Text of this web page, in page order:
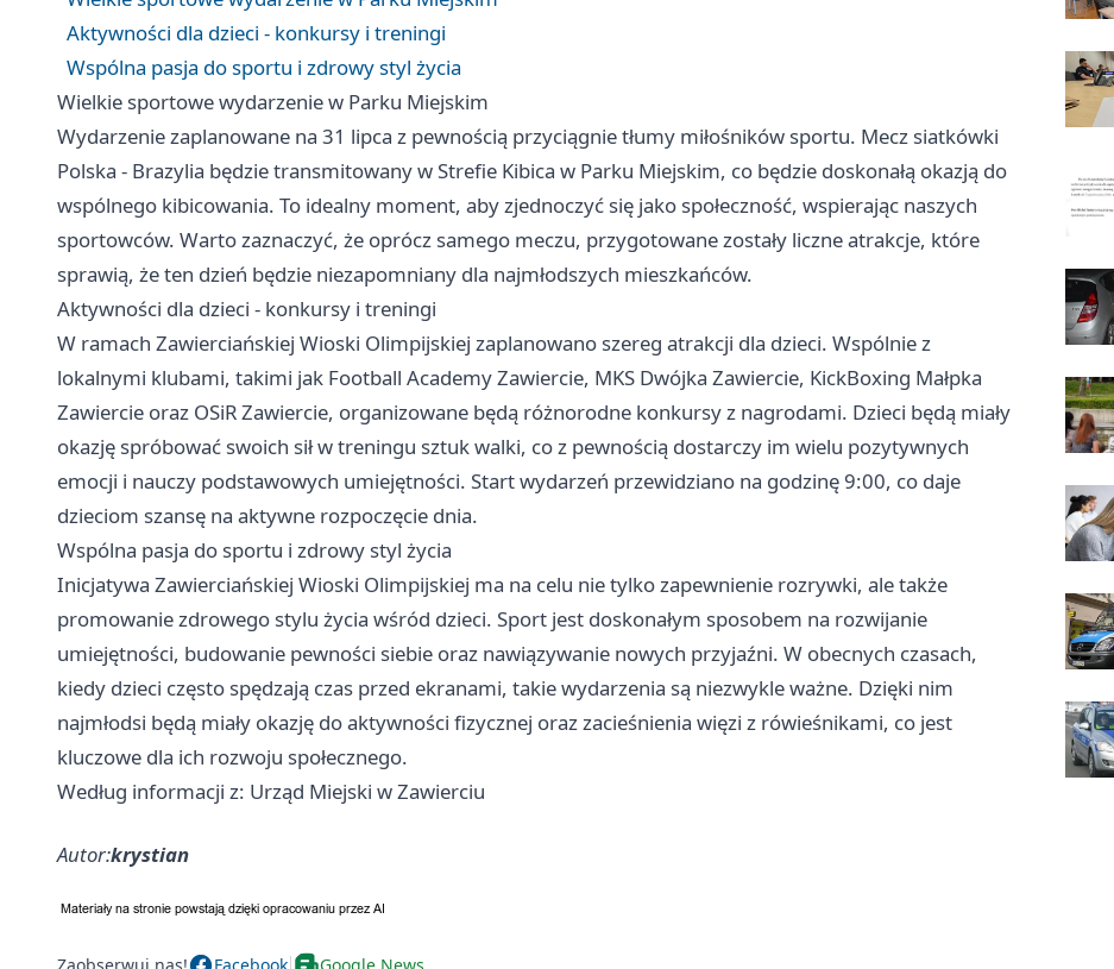
Aktywności dla dzieci - konkursy i treningi
Wspólna pasja do sportu i zdrowy styl życia
Wielkie sportowe wydarzenie w Parku Miejskim
Wydarzenie zaplanowane na 31 lipca z pewnością przyciągnie tłumy miłośników sportu. Mecz siatkówki
Polska - Brazylia będzie transmitowany w Strefie Kibica w Parku Miejskim, co będzie doskonałą okazją do
wspólnego kibicowania. To idealny moment, aby zjednoczyć się jako społeczność, wspierając naszych
sportowców. Warto zaznaczyć, że oprócz samego meczu, przygotowane zostały liczne atrakcje, które
sprawią, że ten dzień będzie niezapomniany dla najmłodszych mieszkańców.
Aktywności dla dzieci - konkursy i treningi
W ramach Zawierciańskiej Wioski Olimpijskiej zaplanowano szereg atrakcji dla dzieci. Wspólnie z
lokalnymi klubami, takimi jak Football Academy Zawiercie, MKS Dwójka Zawiercie, KickBoxing Małpka
Zawiercie oraz OSiR Zawiercie, organizowane będą różnorodne konkursy z nagrodami. Dzieci będą miały
okazję spróbować swoich sił w treningu sztuk walki, co z pewnością dostarczy im wielu pozytywnych
emocji i nauczy podstawowych umiejętności. Start wydarzeń przewidziano na godzinę 9:00, co daje
dzieciom szansę na aktywne rozpoczęcie dnia.
Wspólna pasja do sportu i zdrowy styl życia
Inicjatywa Zawierciańskiej Wioski Olimpijskiej ma na celu nie tylko zapewnienie rozrywki, ale także
promowanie zdrowego stylu życia wśród dzieci. Sport jest doskonałym sposobem na rozwijanie
umiejętności, budowanie pewności siebie oraz nawiązywanie nowych przyjaźni. W obecnych czasach,
kiedy dzieci często spędzają czas przed ekranami, takie wydarzenia są niezwykle ważne. Dzięki nim
najmłodsi będą miały okazję do aktywności fizycznej oraz zacieśnienia więzi z rówieśnikami, co jest
kluczowe dla ich rozwoju społecznego.
Według informacji z: Urząd Miejski w Zawierciu
Autor:krystian